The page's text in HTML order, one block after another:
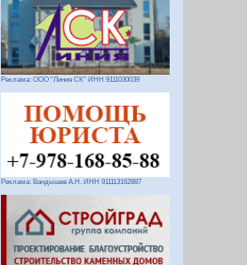
Реклама: ООО "Линия СК" ИНН 9111030039
Реклама: Вандышев А.Н. ИНН 911113162887